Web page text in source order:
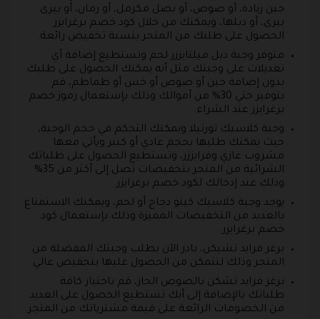
جبن زيادة، أو صوص، أو بصل مكرمل، أو رمان، أو بيرى
بيرى، أو دبلها، ويمكنك من خلال كود خصم برغرايزر
الحصول على طلبك من المتجر بنسبة تخفيض رائعة.
متوفر وجبة دبل ميلتايززر لحم وتستطيع إضافة أي
تعديلات على وجبتك مثل أنه يمكنك الحصول على طلبك
بدون إضافة جبن أو صوص أو خس أو طماطم، قم
بتوفير حتي 30% من أموالك وذلك بإستعمال رموز خصم
برغرايزر عند الشراء.
وجبة كلاسيك تورتيلا ويمكنك التحكم في حجم الوجبة،
حيث يمكنك طلبها بحجم عادي أو كبير ويأتي معها
مشروب غازي وفرايززر، وتستطيع الحصول على طلباتك
الشرائية من المتجر بتخفيضات تصل إلى أكثر من 35%
وذلك عند إدخالك لكود خصم برغرايزر.
يوجد وجبة كلاسيك كيتو دجاج أو لحم، ويمكنك الاستمتاع
بالعديد من التخفيضات المميزة وذلك بإستعمال كود
خصم برغرايزر.
برغر فرايد تشيكن، بادر الآن بطلب وجبتك المفضلة من
المتجر وذلك لتتمكن من الحصول عليها بتخفيض عالي.
برغر فرايد تشكن بالصوص الحار، قم باختيار كافة
طلباتك بالإضافة إلى أنك تستطيع الحصول على العديد
من الخصومات الرائعة على قيمة مشترياتك من المتجر.